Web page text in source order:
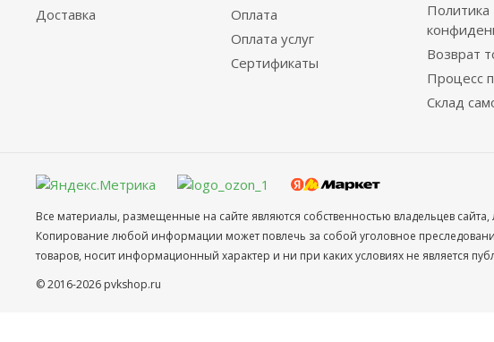
Доставка
Оплата
Оплата услуг
Сертификаты
Политика
Возврат
Процесс
Склад
Все материалы, размещенные на сайте являются собственностью владельцев
Копирование любой информации может повлечь за собой уголовное
товаров, носит информационный характер и ни при каких условиях не является
© 2016-2026 pvkshop.ru